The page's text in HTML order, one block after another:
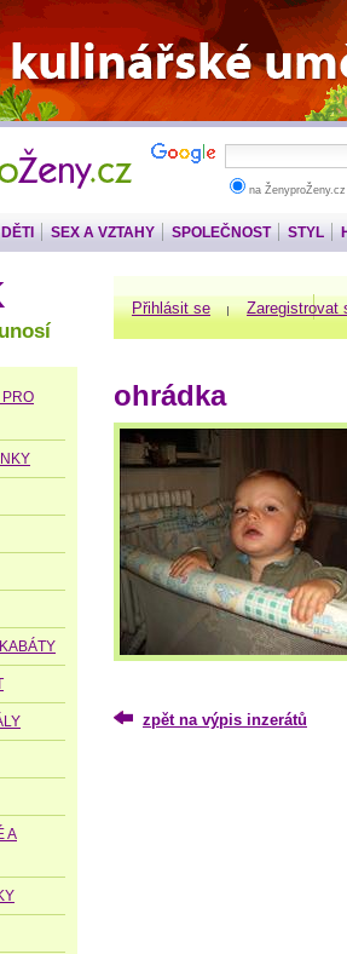
na ŽenyproŽeny.cz
DĚTI SEX A VZTAHY SPOLEČNOST STYL
Přihlásit se Zaregistrovat
ohrádka
zpět na výpis inzerátů
PRO
A